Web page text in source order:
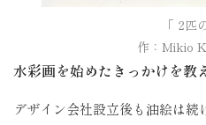
「 2匹
作：Mikio
水彩画を始めたきっかけを教
デザイン会社設立後も油絵は